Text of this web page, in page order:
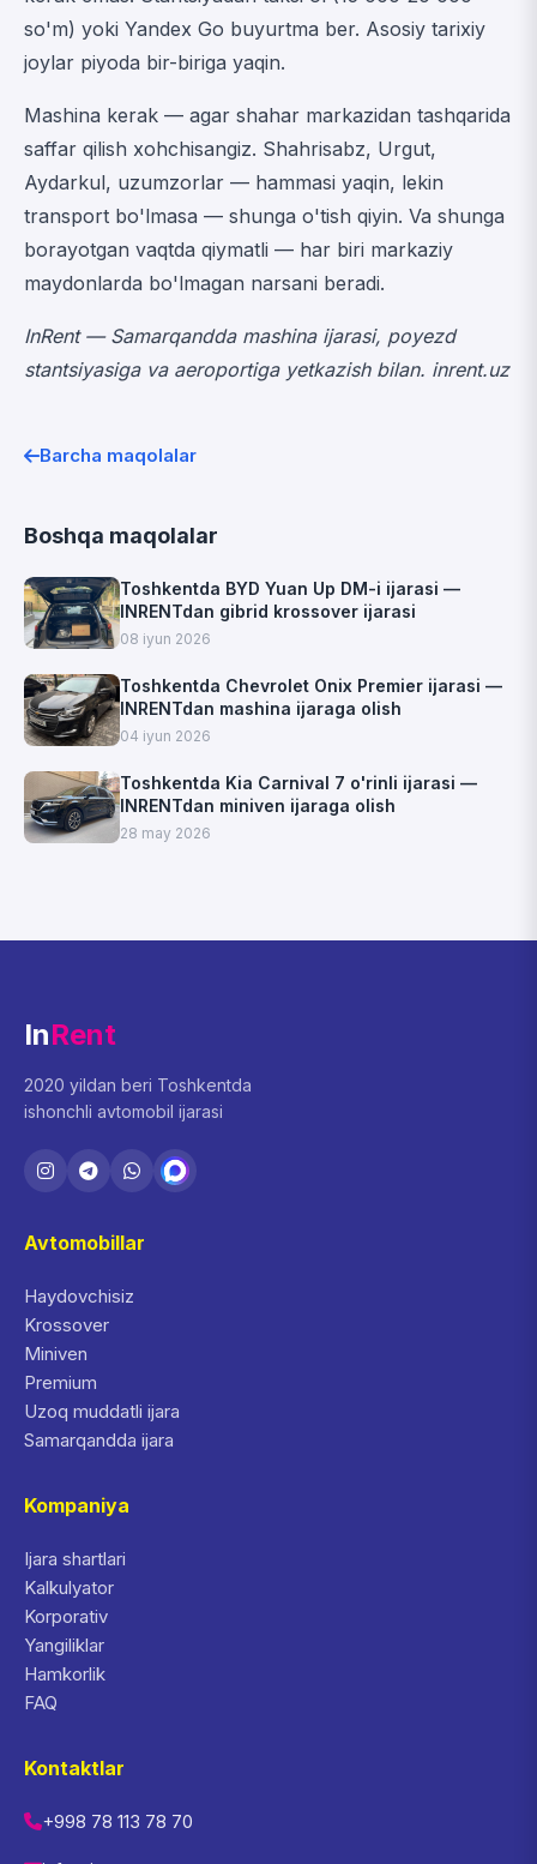
so'm) yoki Yandex Go buyurtma ber. Asosiy tarixiy
joylar piyoda bir-biriga yaqin.
Mashina kerak — agar shahar markazidan tashqarida
saffar qilish xohchisangiz. Shahrisabz, Urgut,
Aydarkul, uzumzorlar — hammasi yaqin, lekin
transport bo'lmasa — shunga o'tish qiyin. Va shunga
borayotgan vaqtda qiymatli — har biri markaziy
maydonlarda bo'lmagan narsani beradi.
InRent — Samarqandda mashina ijarasi, poyezd
stantsiyasiga va aeroportiga yetkazish bilan. inrent.uz
Barcha maqolalar
Boshqa maqolalar
Toshkentda BYD Yuan Up DM-i ijarasi —
INRENTdan gibrid krossover ijarasi
08 iyun 2026
Toshkentda Chevrolet Onix Premier ijarasi —
INRENTdan mashina ijaraga olish
04 iyun 2026
Toshkentda Kia Carnival 7 o'rinli ijarasi —
INRENTdan miniven ijaraga olish
28 may 2026
InRent
2020 yildan beri Toshkentda
ishonchli avtomobil ijarasi
Avtomobillar
Haydovchisiz
Krossover
Miniven
Premium
Uzoq muddatli ijara
Samarqandda ijara
Kompaniya
Ijara shartlari
Kalkulyator
Korporativ
Yangiliklar
Hamkorlik
FAQ
Kontaktlar
+998 78 113 78 70